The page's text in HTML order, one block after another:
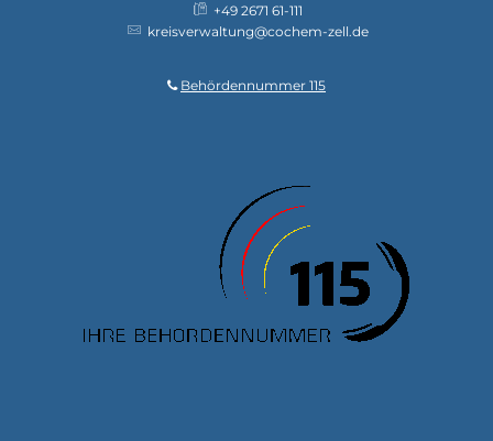
+49 2671 61-111
kreisverwaltung@cochem-zell.de
Behördennummer 115